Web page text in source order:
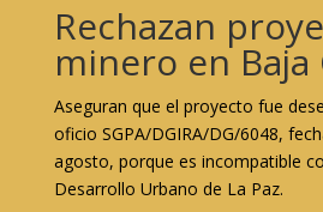
Rechazan
minero en
Aseguran que el proyecto fue
oficio SGPA/DGIRA/DG/6048,
agosto, porque es incompatible
Desarrollo Urbano de La Paz.